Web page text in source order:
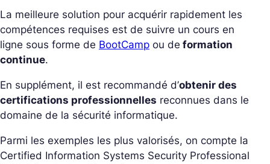
La meilleure solution pour acquérir rapidement les
compétences requises est de suivre un cours en
ligne sous forme de BootCamp ou de formation
continue.
En supplément, il est recommandé d’obtenir des
certifications professionnelles reconnues dans le
domaine de la sécurité informatique.
Parmi les exemples les plus valorisés, on compte la
Certified Information Systems Security Professional